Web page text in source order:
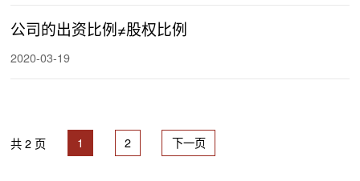
公司的出资比例≠股权比例
2020-03-19
共 2 页 1 2 下一页